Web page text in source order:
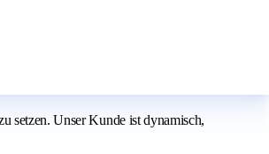
setzen. Unser Kunde ist dynamisch,